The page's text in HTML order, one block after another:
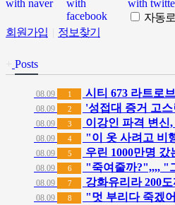
자동
회원가입
정보찾기
+ Posts
08.09 1 시티 673 라트로브 마스
08.09 2 '성접대 증거 고스란히 다 있었는데,,,,,,,'
08.09 3 이강인 파격 변신, 포지션 바
08.09 4 "이 옷 사려고 비행기 탑니다
08.09 5 우린 1000만명 갔는데
08.09 6 "죽여줄까?",,,, "그래 죽여라
08.09 7 강화유리라 200도까지
08.09 8 "멋 부리다 죽겠어요"